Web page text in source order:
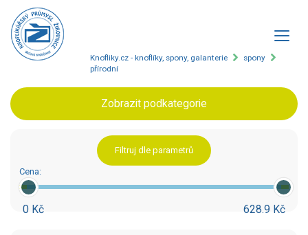
Knofliky.cz - knoflíky, spony, galanterie
spony
přírodní
Zobrazit podkategorie
Filtruj dle parametrů
Cena:
0 Kč 628.9 Kč